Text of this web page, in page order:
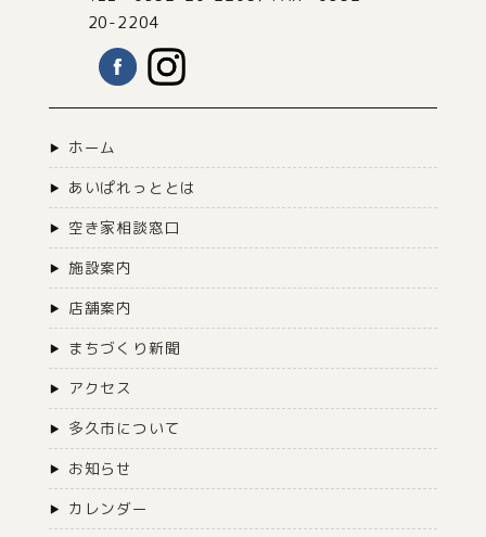
20-2204
ホーム
あいぱれっととは
空き家相談窓口
施設案内
店舗案内
まちづくり新聞
アクセス
多久市について
お知らせ
カレンダー